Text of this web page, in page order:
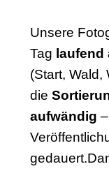
Unsere
Tag laufend
(Start, Wald,
die
aufwändig